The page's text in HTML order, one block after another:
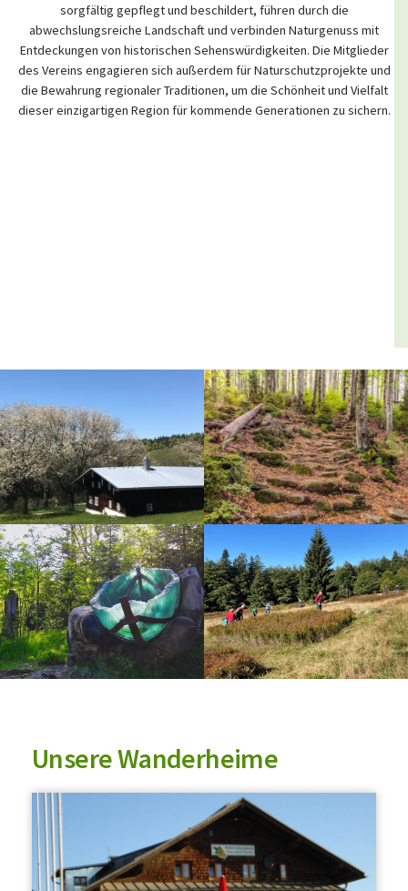
sorgfältig gepflegt und beschildert, führen durch die
abwechslungsreiche Landschaft und verbinden Naturgenuss mit
Entdeckungen von historischen Sehenswürdigkeiten. Die Mitglieder
des Vereins engagieren sich außerdem für Naturschutzprojekte und
die Bewahrung regionaler Traditionen, um die Schönheit und Vielfalt
dieser einzigartigen Region für kommende Generationen zu sichern.
Unsere Wanderheime